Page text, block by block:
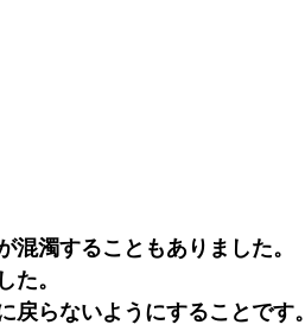
混濁することもありました。
た。
らないようにすることです。